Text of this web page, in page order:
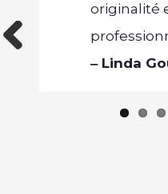
originalité
‒ Linda